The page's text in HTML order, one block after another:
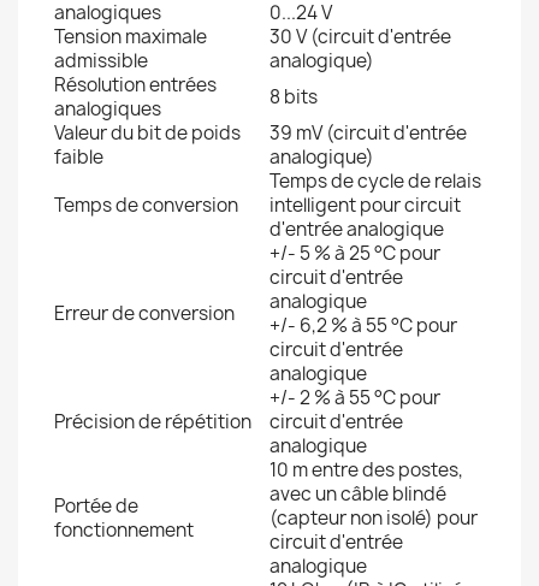
analogiques
0...24 V
Tension maximale
admissible
30 V (circuit d'entrée
analogique)
Résolution entrées
analogiques
8 bits
Valeur du bit de poids
faible
39 mV (circuit d'entrée
analogique)
Temps de conversion
Temps de cycle de relais
intelligent pour circuit
d'entrée analogique
Erreur de conversion
+/- 5 % à 25 °C pour
circuit d'entrée
analogique
+/- 6,2 % à 55 °C pour
circuit d'entrée
analogique
Précision de répétition
+/- 2 % à 55 °C pour
circuit d'entrée
analogique
Portée de
fonctionnement
10 m entre des postes,
avec un câble blindé
(capteur non isolé) pour
circuit d'entrée
analogique